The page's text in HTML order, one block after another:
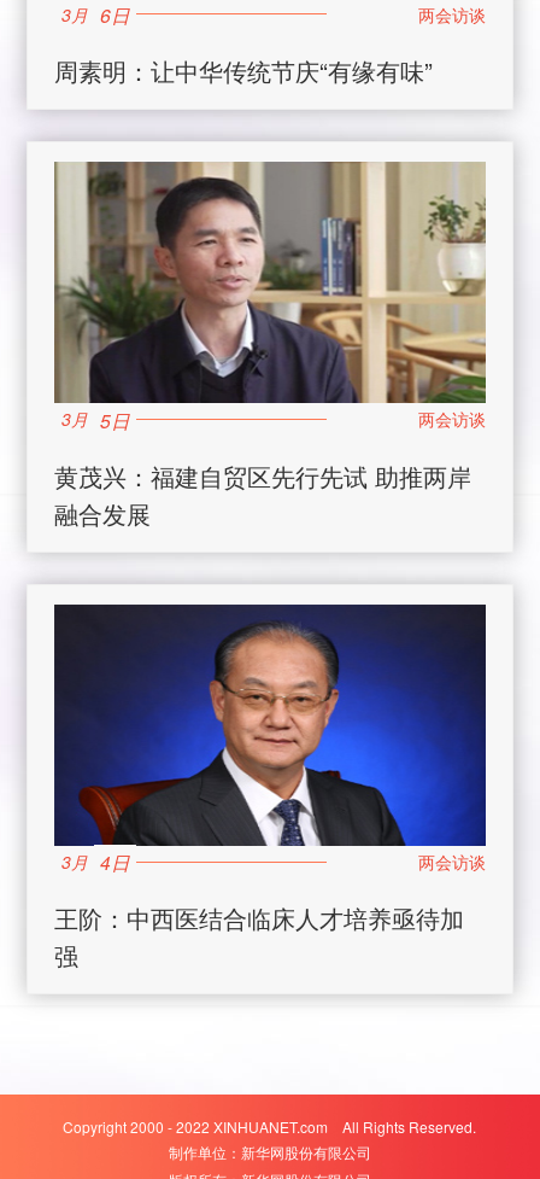
6日
3月
周素明：让中华传统节庆“有缘有味”
5日
3月
黄茂兴：福建自贸区先行先试 助推两岸
融合发展
4日
3月
王阶：中西医结合临床人才培养亟待加
强
Copyright 2000 - 2022 XINHUANET.com All Rights Reserved.
制作单位：新华网股份有限公司